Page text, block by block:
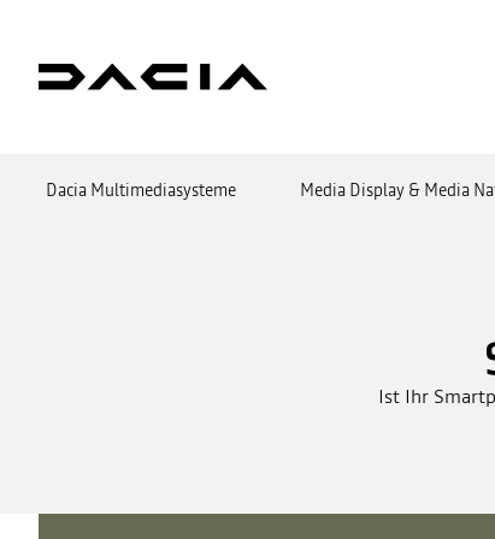
Dacia Multimediasysteme Media Display & Media
Ist Ihr